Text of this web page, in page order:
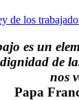
es un
de
nos
Papa